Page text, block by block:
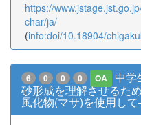
https://
char/ja/
(info:doi/10.18904/
6 0 0 0 OA
中学
砂形成を理解させるた
風化物(マサ)を使用し